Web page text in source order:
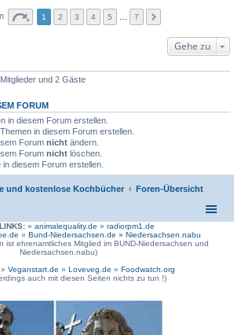
1 2 3 4 5 … 7
Gehe zu
und 2 Gäste
FORUM
in diesem Forum erstellen.
in diesem Forum erstellen.
Forum nicht ändern.
Forum nicht löschen.
in diesem Forum erstellen.
und kostenlose Kochbücher Foren-Übersicht
» animalequality.de » radiorpm1.de
» Bund-Niedersachsen.de » Niedersachsen.nabu
ist ehrenamtliches Mitglied im BUND-Niedersachsen und
Niedersachsen.nabu)
» Veganstart.de » Loveveg.de » Foodwatch.org
auch mit diesen Seiten nichts zu tun !)